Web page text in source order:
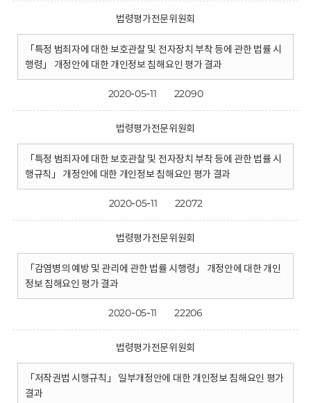
법령평가전문위원회
「특정 범죄자에 대한 보호관찰 및 전자장치 부착 등에 관한 법률 시
행령」 개정안에 대한 개인정보 침해요인 평가 결과
2020-05-11 22090
법령평가전문위원회
「특정 범죄자에 대한 보호관찰 및 전자장치 부착 등에 관한 법률 시
행규칙」 개정안에 대한 개인정보 침해요인 평가 결과
2020-05-11 22072
법령평가전문위원회
「감염병의 예방 및 관리에 관한 법률 시행령」 개정안에 대한 개인
정보 침해요인 평가 결과
2020-05-11 22206
법령평가전문위원회
「저작권법 시행규칙」 일부개정안에 대한 개인정보 침해요인 평가
결과